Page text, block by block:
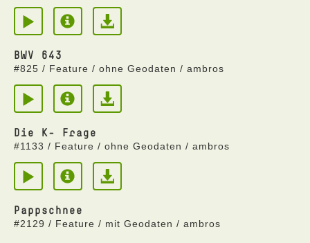
BWV 643
#825 / Feature / ohne Geodaten / ambros
Die K- Frage
#1133 / Feature / ohne Geodaten / ambros
Pappschnee
#2129 / Feature / mit Geodaten / ambros